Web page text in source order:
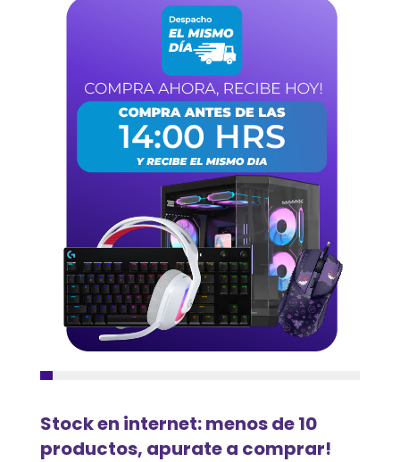
Stock en internet: menos de 10
productos, apurate a comprar!